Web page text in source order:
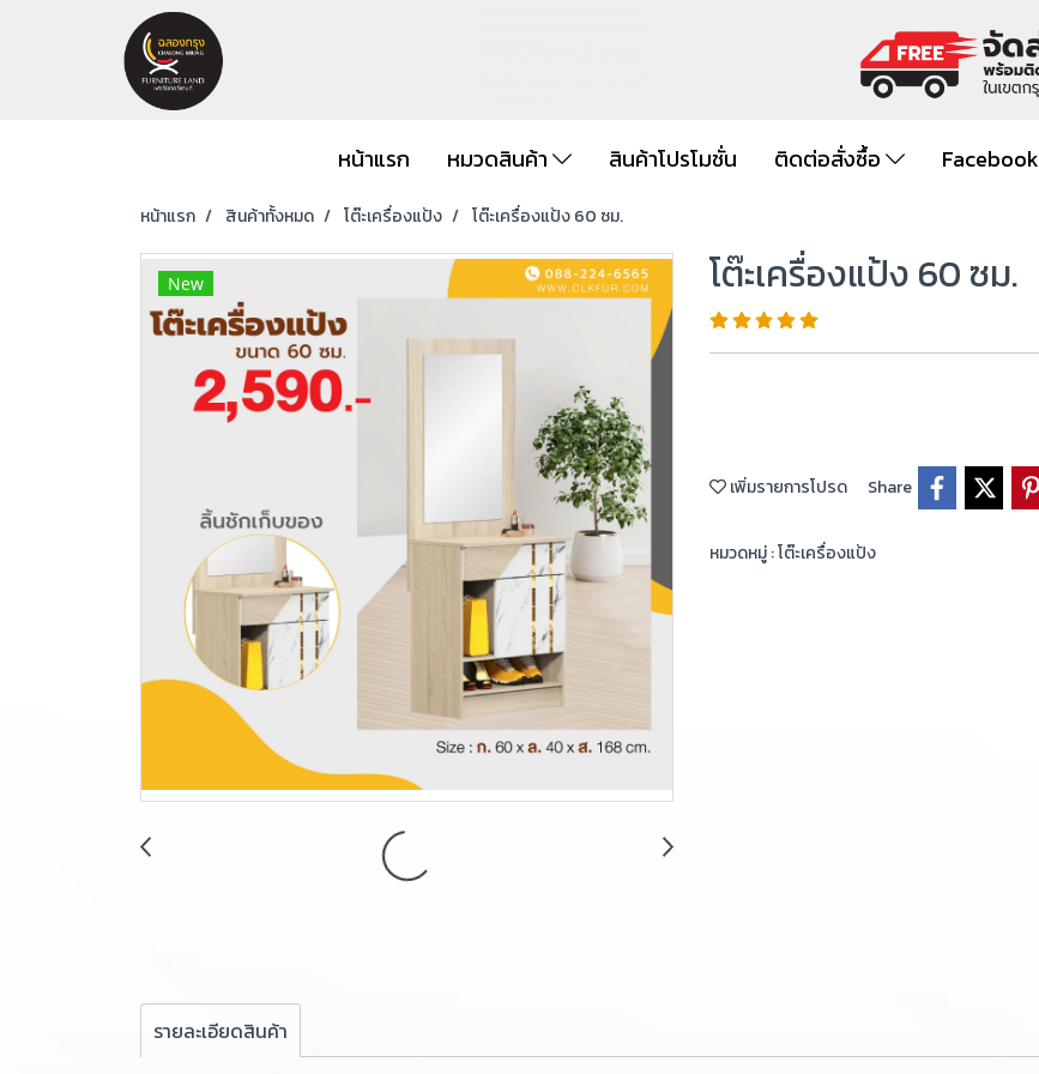
หน้าแรก หมวดสินค้า สินค้าโปรโมชั่น ติดต่อสั่งซื้อ Facebook
หน้าแรก สินค้าทั้งหมด โต๊ะเครื่องแป้ง โต๊ะเครื่องแป้ง 60 ซม.
New โต๊ะเครื่องแป้ง 60 ซม.
เพิ่มรายการโปรด Share
หมวดหมู่ :โต๊ะเครื่องแป้ง
รายละเอียดสินค้า